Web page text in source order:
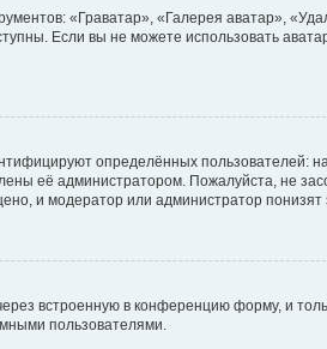
«Граватар», «Галерея аватар»,
Если вы не можете использовать
определённых пользователей:
её администратором. Пожалуйста, не
и модератор или администратор понизят
встроенную в конференцию форму, и
пользователями.